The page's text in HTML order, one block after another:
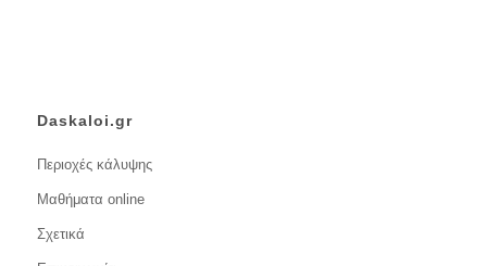
Daskaloi.gr
Περιοχές κάλυψης
Μαθήματα online
Σχετικά